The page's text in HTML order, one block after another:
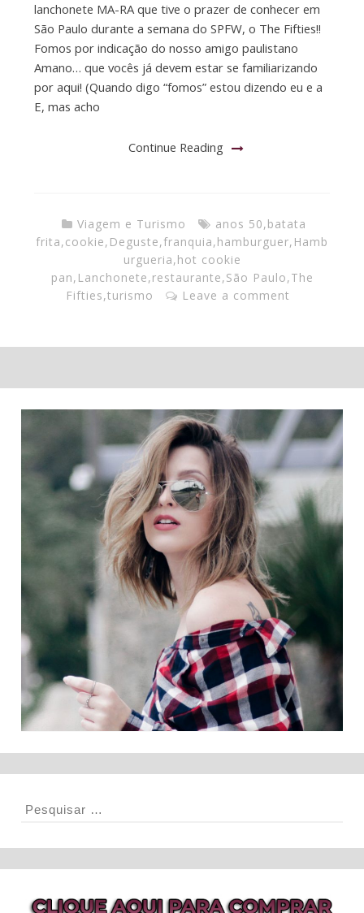
lanchonete MA-RA que tive o prazer de conhecer em
São Paulo durante a semana do SPFW, o The Fifties!!
Fomos por indicação do nosso amigo paulistano
Amano… que vocês já devem estar se familiarizando
por aqui! (Quando digo “fomos” estou dizendo eu e a
E, mas acho
Continue Reading
Viagem e Turismo anos 50,batata
frita,cookie, Deguste,franquia,hamburguer, Hamb
urgueria,hot cookie
pan, Lanchonete,restaurante,São Paulo,The
Fifties,turismo Leave a comment